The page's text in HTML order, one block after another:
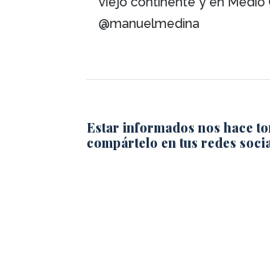
@manuelmedina
Estar informados nos hace
compártelo en tus redes